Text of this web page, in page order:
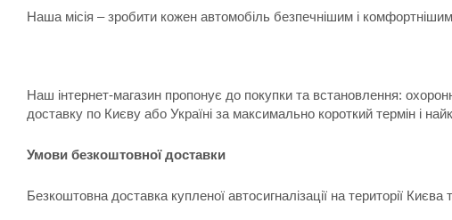
Наша місія – зробити кожен автомобіль безпечнішим і
Наш інтернет-магазин пропонує до покупки та встановлення:
доставку по Києву або Україні за максимально короткий термін і
Умови безкоштовної доставки
Безкоштовна доставка купленої автосигналізації на території